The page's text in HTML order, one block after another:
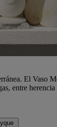
El Vaso
entre